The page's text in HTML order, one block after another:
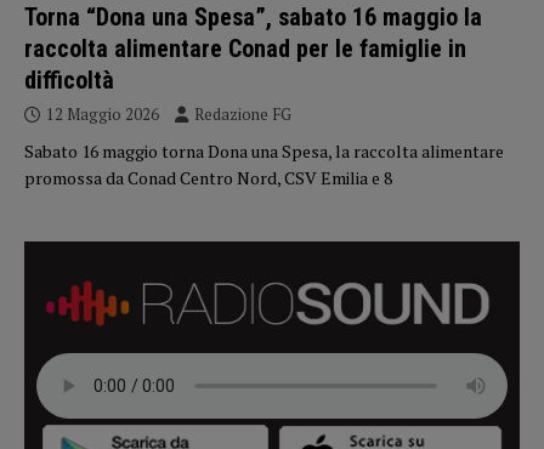
Torna “Dona una Spesa”, sabato 16 maggio la
raccolta alimentare Conad per le famiglie in
difficoltà
12 Maggio 2026 Redazione FG
Sabato 16 maggio torna Dona una Spesa, la raccolta alimentare
promossa da Conad Centro Nord, CSV Emilia e 8